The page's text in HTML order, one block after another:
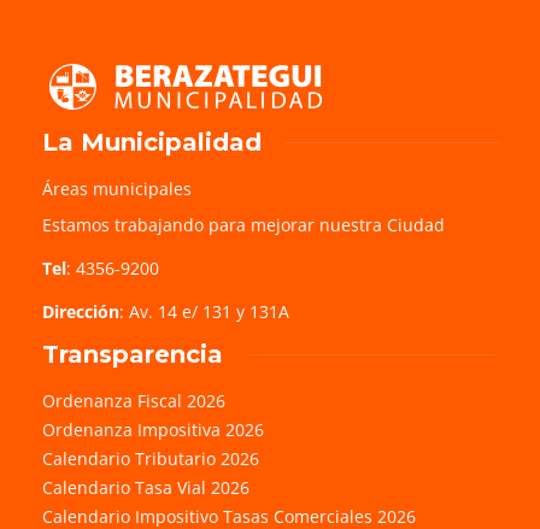
La Municipalidad
Áreas municipales
Estamos trabajando para mejorar nuestra Ciudad
Tel: 4356-9200
Dirección: Av. 14 e/ 131 y 131A
Transparencia
Ordenanza Fiscal 2026
Ordenanza Impositiva 2026
Calendario Tributario 2026
Calendario Tasa Vial 2026
Calendario Impositivo Tasas Comerciales 2026